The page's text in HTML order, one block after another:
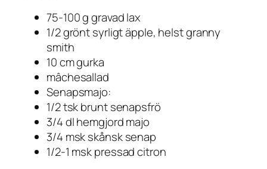
75-100 g gravad lax
1/2 grönt syrligt äpple, helst granny
smith
10 cm gurka
mâchesallad
Senapsmajo:
1/2 tsk brunt senapsfrö
3/4 dl hemgjord majo
3/4 msk skånsk senap
1/2-1 msk pressad citron